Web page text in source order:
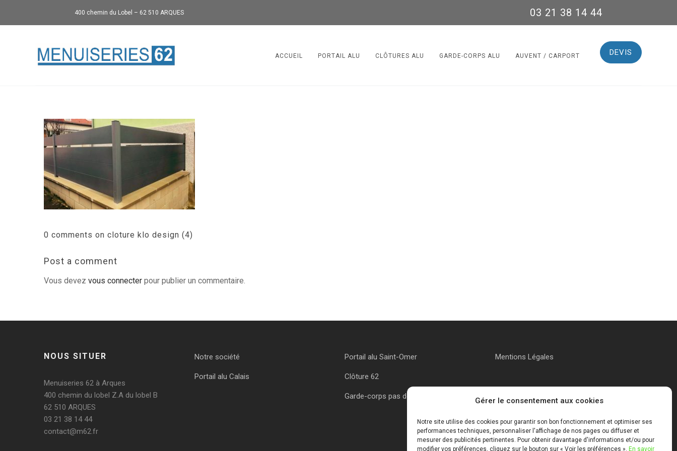
Gérer le consentement aux cookies
Notre site utilise des cookies pour garantir son bon fonctionnement et optimiser ses
performances techniques, personnaliser l'affichage de nos pages ou diffuser et
mesurer des publicités pertinentes. Pour obtenir davantage d'informations et/ou pour
modifier vos préférences, cliquez sur le bouton sur « Voir les préférences ». En savoir
400 chemin du Lobel – 62 510 ARQUES 03 21 38 14 44
DEVIS
ACCUEIL PORTAIL ALU CLÔTURES ALU GARDE-CORPS ALU AUVENT / CARPORT
0 comments on cloture klo design (4)
Post a comment
Vous devezvous connecter pour publier un commentaire.
NOUS SITUER
Menuiseries 62 à Arques
400 chemin du lobel Z.A du lobel B
62 510 ARQUES
03 21 38 14 44
contact@m62.fr
Notre société
Portail alu Calais
Portail alu Saint-Omer
Clôture 62
Garde-corps pas de calais
Mentions Légales